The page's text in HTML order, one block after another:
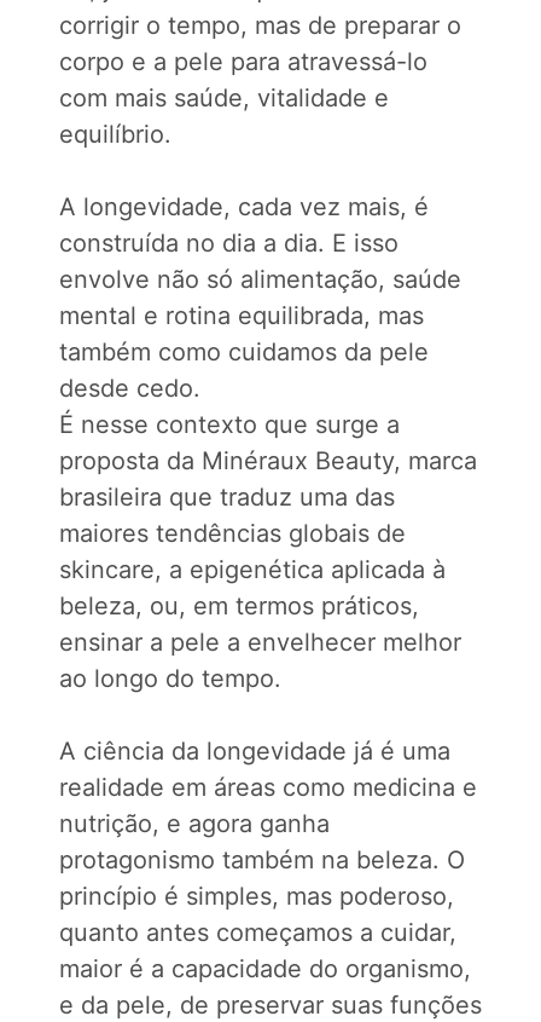
corrigir o tempo, mas de preparar o
corpo e a pele para atravessá-lo
com mais saúde, vitalidade e
equilíbrio.
A longevidade, cada vez mais, é
construída no dia a dia. E isso
envolve não só alimentação, saúde
mental e rotina equilibrada, mas
também como cuidamos da pele
desde cedo.
É nesse contexto que surge a
proposta da Minéraux Beauty, marca
brasileira que traduz uma das
maiores tendências globais de
skincare, a epigenética aplicada à
beleza, ou, em termos práticos,
ensinar a pele a envelhecer melhor
ao longo do tempo.
A ciência da longevidade já é uma
realidade em áreas como medicina e
nutrição, e agora ganha
protagonismo também na beleza. O
princípio é simples, mas poderoso,
quanto antes começamos a cuidar,
maior é a capacidade do organismo,
e da pele, de preservar suas funções